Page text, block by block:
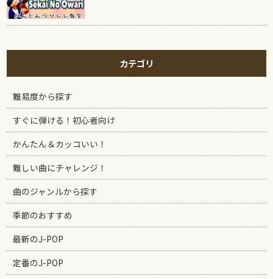
カテゴリ
難易度から探す
すぐに弾ける！初心者向け
かんたん＆カッコいい！
難しい曲にチャレンジ！
曲のジャンルから探す
季節のおすすめ
最新のJ-POP
定番のJ-POP